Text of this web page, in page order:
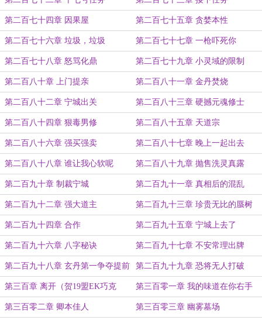
第二百七十四章 因果屋 第二百七十五章 贪婪本性
第二百七十六章 垃圾，垃圾 第二百七十七章 一枪吓死你
第二百七十八章 怒骂化鼎 第二百七十九章 小灵域的限制
第二百八十章 上门提亲 第二百八十一章 金丹焚烧
第二百八十二章 宁城出关 第二百八十三章 硬撼元魂修士
第二百八十四章 狠毒男修 第二百八十五章 天道宗
第二百八十六章 强买强卖 第二百八十七章 晚上一起出去
第二百八十八章 谁让我心软呢 第二百八十九章 抛售洗灵真露
第二百九十章 制裁宁城 第二百九十一章 真相后的混乱
第二百九十二章 强大道主 第二百九十三章 珍贵无比的蜃树
第二百九十四章 合作 第二百九十五章 宁城上去了
第二百九十六章 八字秘诀 第二百九十七章 不安常理出牌
第二百九十八章 玄丹第一争夺提前 第二百九十九章 恐将无人打破
第三百章 离开（贺19盟EK巧克
力）
第三百零一章 我的味道在你右手
第三百零二章 卿本佳人 第三百零三章 幽雾墓场